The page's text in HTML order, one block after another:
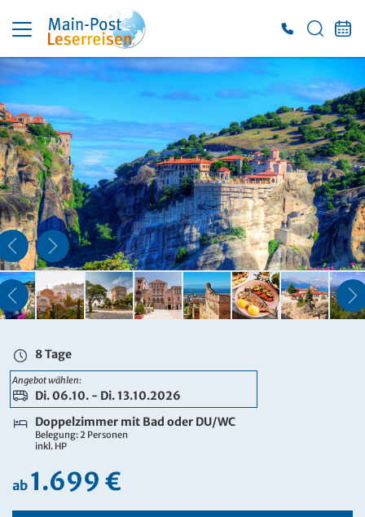
8 Tage
Angebot wählen:
Di. 06.10. - Di. 13.10.2026
Doppelzimmer mit Bad oder DU/WC
Belegung: 2 Personen
inkl. HP
ab 1.699 €
Di. 06.10. - Di. 13.10.2026
Doppelzimmer mit Bad oder DU/WC
Belegung: 2 Personen
inkl. HP
ab1.699 €
ZUR BUCHUNG
8 Tage
Di. 06.10. - Di. 13.10.2026
Einzelzimmer mit Bad oder DU/WC
ZUR BUCHUNG